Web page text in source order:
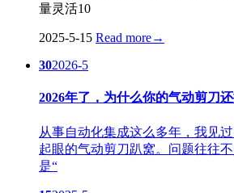
量灵活10
2025-5-15 Read more→
302026-5
2026年了，为什么你的气动剪刀
从事自动化集成这么多年，我见
起眼的气动剪刀趴窝。问题往往
是“